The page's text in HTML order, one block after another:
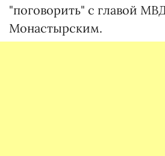
"поговорить" с главой
Монастырским.